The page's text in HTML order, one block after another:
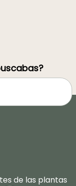
de las plantas